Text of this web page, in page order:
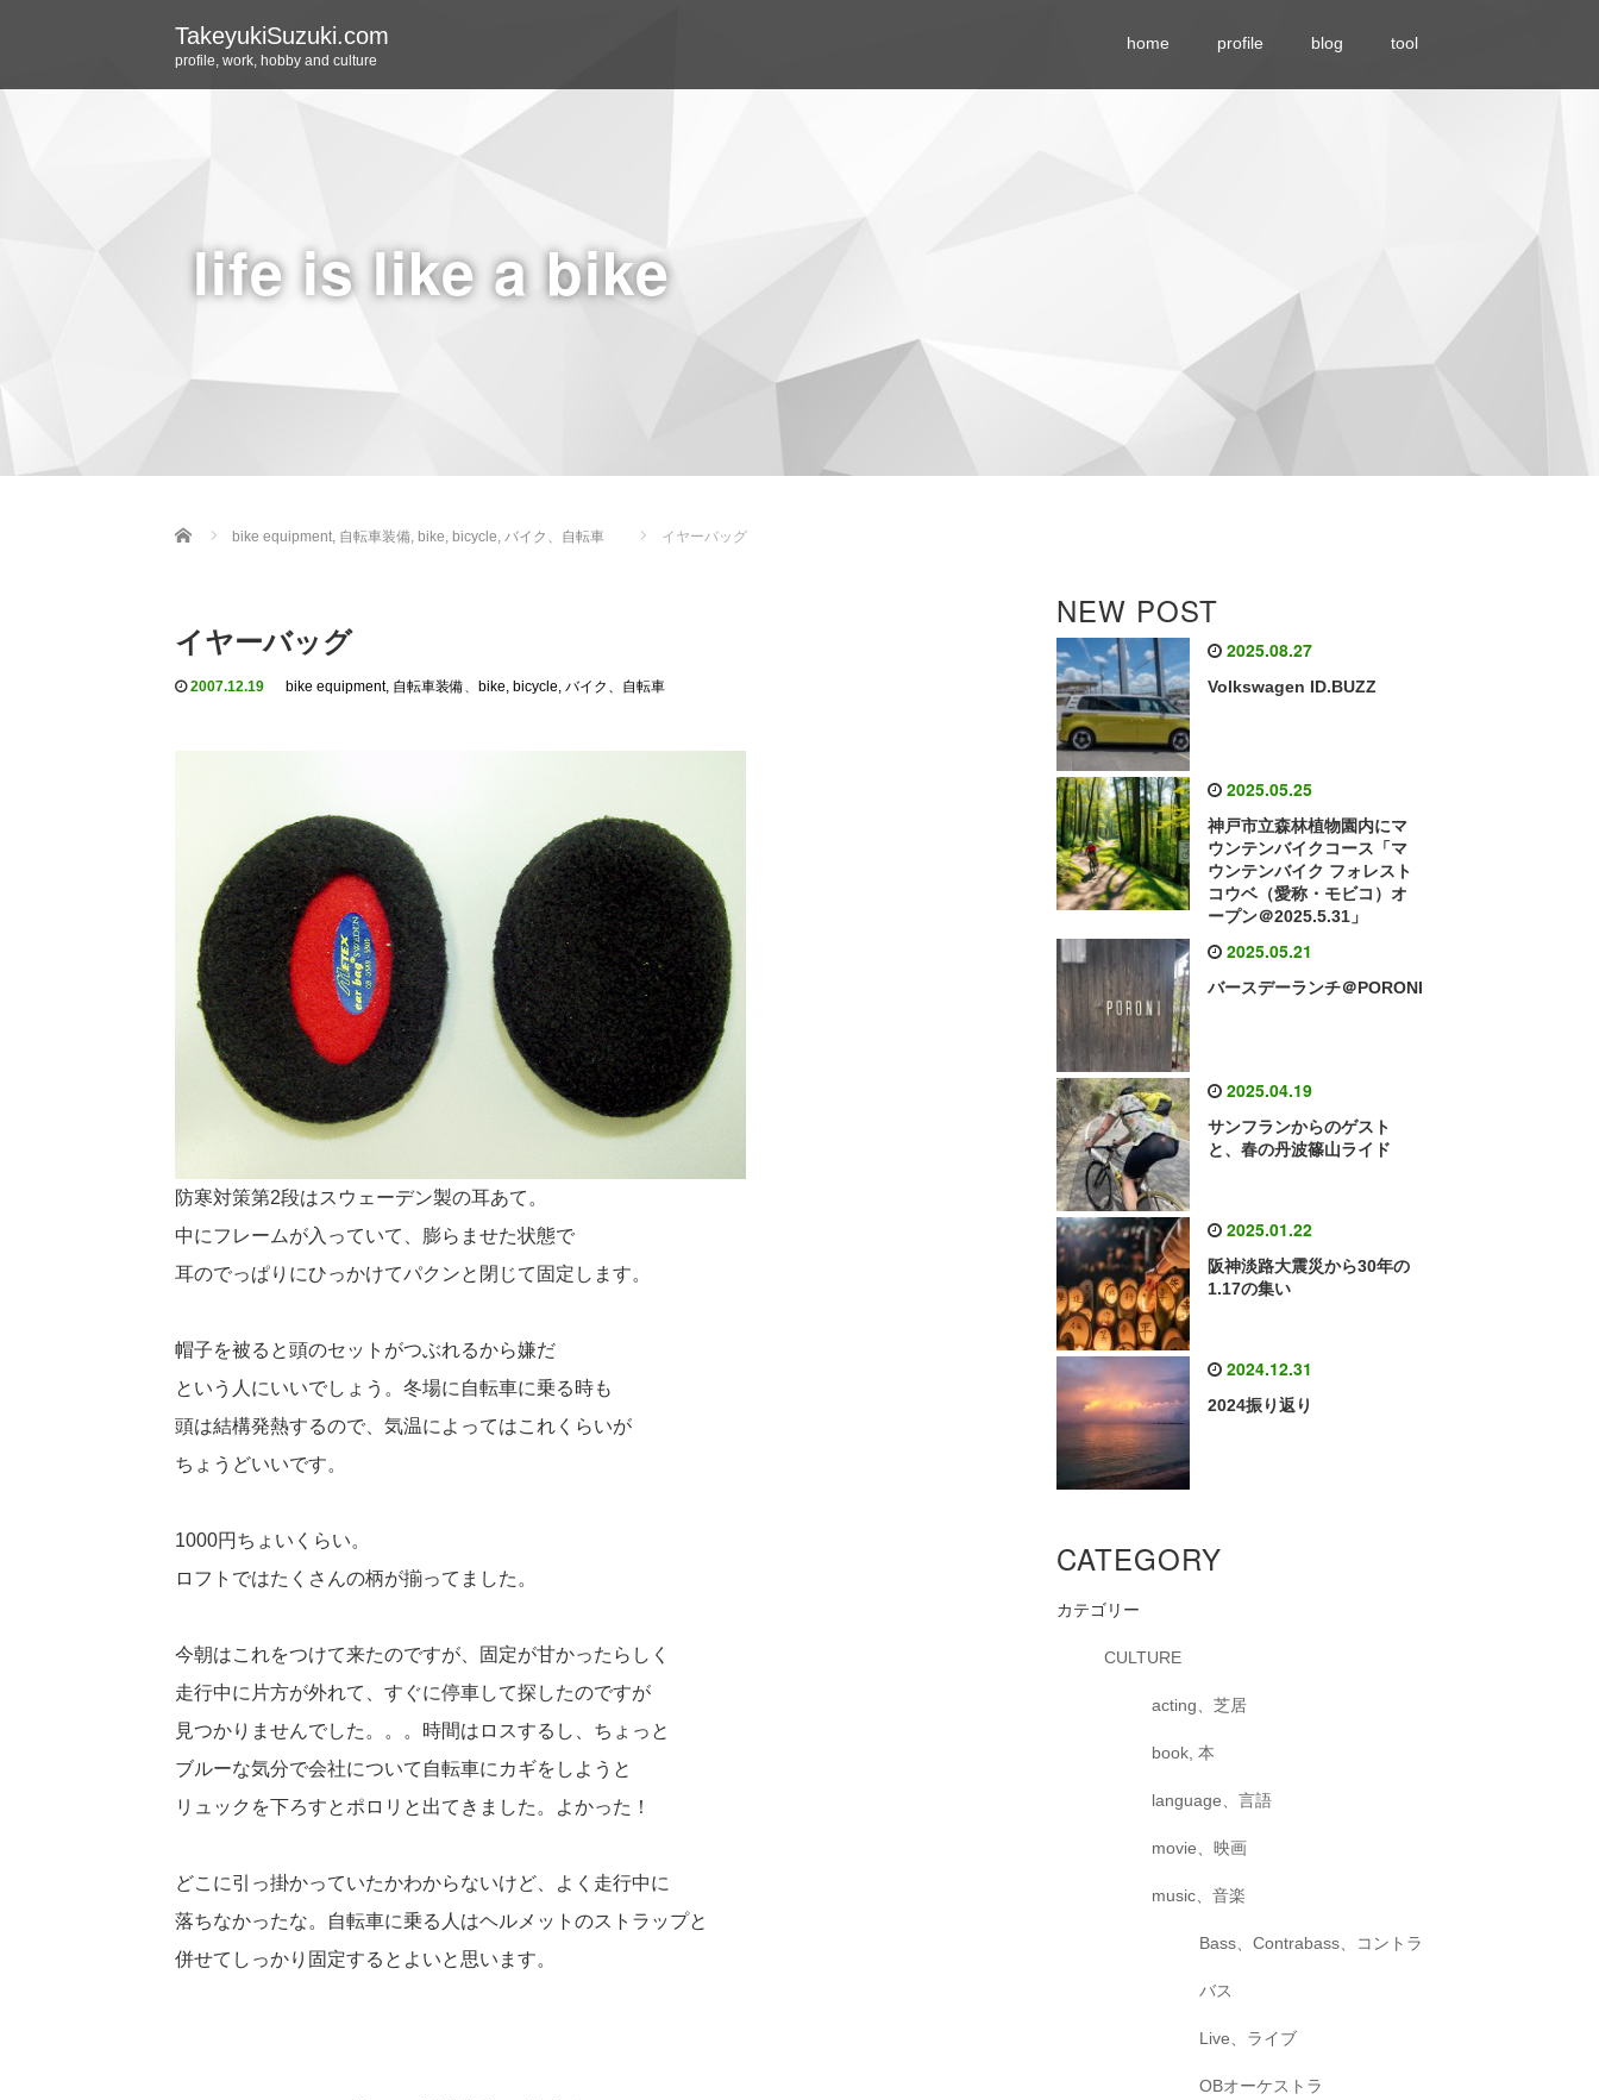
TakeyukiSuzuki.com
profile, work, hobby and culture
home profile blog tool
life is like a bike
Home bike equipment, 自転車装備, bike, bicycle, バイク、自転車 イヤーバッグ
イヤーバッグ
2007.12.19 bike equipment, 自転車装備、 bike, bicycle, バイク、自転車
防寒対策第2段はスウェーデン製の耳あて。
中にフレームが入っていて、膨らませた状態で
耳のでっぱりにひっかけてパクンと閉じて固定します。
帽子を被ると頭のセットがつぶれるから嫌だ
という人にいいでしょう。冬場に自転車に乗る時も
頭は結構発熱するので、気温によってはこれくらいが
ちょうどいいです。
1000円ちょいくらい。
ロフトではたくさんの柄が揃ってました。
今朝はこれをつけて来たのですが、固定が甘かったらしく
走行中に片方が外れて、すぐに停車して探したのですが
見つかりませんでした。。。時間はロスするし、ちょっと
ブルーな気分で会社について自転車にカギをしようと
リュックを下ろすとポロリと出てきました。よかった！
どこに引っ掛かっていたかわからないけど、よく走行中に
落ちなかったな。自転車に乗る人はヘルメットのストラップと
併せてしっかり固定するとよいと思います。
NEW POST
2025.08.27
Volkswagen ID.BUZZ
2025.05.25
神戸市立森林植物園内にマ
ウンテンバイクコース「マ
ウンテンバイク フォレスト
コウベ（愛称・モビコ）オ
ープン＠2025.5.31」
2025.05.21
バースデーランチ＠PORONI
2025.04.19
サンフランからのゲスト
と、春の丹波篠山ライド
2025.01.22
阪神淡路大震災から30年の
1.17の集い
2024.12.31
2024振り返り
CATEGORY
カテゴリー
CULTURE
acting、芝居
book, 本
language、言語
movie、映画
music、音楽
Bass、Contrabass、コントラ
バス
Live、ライブ
OBオーケストラ